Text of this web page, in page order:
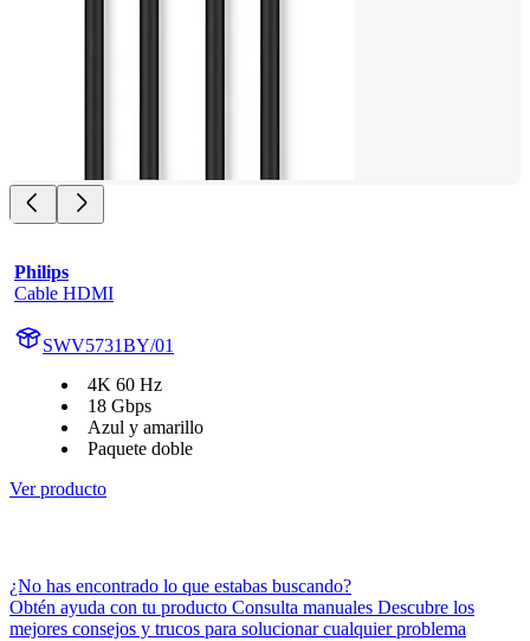
Philips
Cable HDMI
SWV5731BY/01
4K 60 Hz
18 Gbps
Azul y amarillo
Paquete doble
Ver producto
¿No has encontrado lo que estabas buscando?
Obtén ayuda con tu producto Consulta manuales Descubre los
mejores consejos y trucos para solucionar cualquier problema